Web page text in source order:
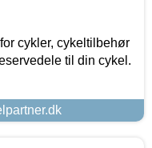
cykler, cykeltilbehør
til din cykel.